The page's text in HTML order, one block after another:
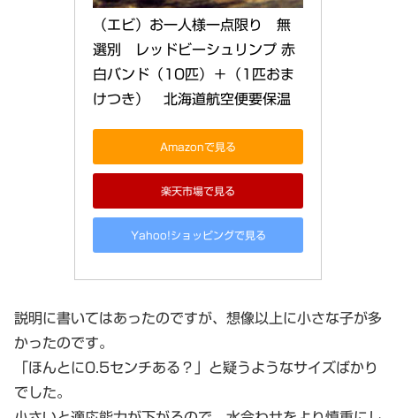
（エビ）お一人様一点限り　無
選別　レッドビーシュリンプ 赤
白バンド（10匹）＋（1匹おま
けつき）　北海道航空便要保温
Amazonで見る
楽天市場で見る
Yahoo!ショッピングで見る
説明に書いてはあったのですが、想像以上に小さな子が多
かったのです。
「ほんとに0.5センチある？」と疑うようなサイズばかり
でした。